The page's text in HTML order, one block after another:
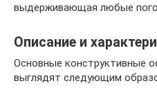
выдерживающая любые
Описание и
Основные конструктивные
выглядят следующим